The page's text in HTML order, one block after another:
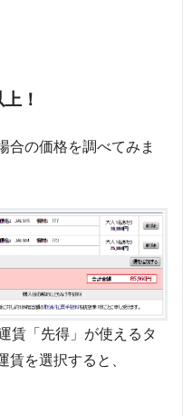
！
合の価格を調べてみま
賃「先得」が使えるタ
賃を選択すると、